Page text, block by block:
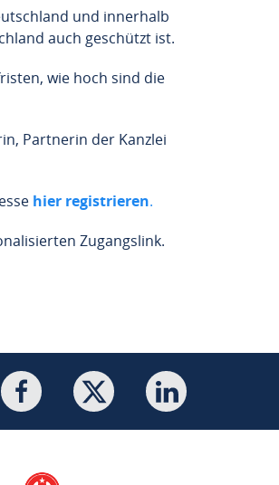
und innerhalb
auch geschützt ist.
wie hoch sind die
Partnerin der Kanzlei
hier registrieren.
Zugangslink.